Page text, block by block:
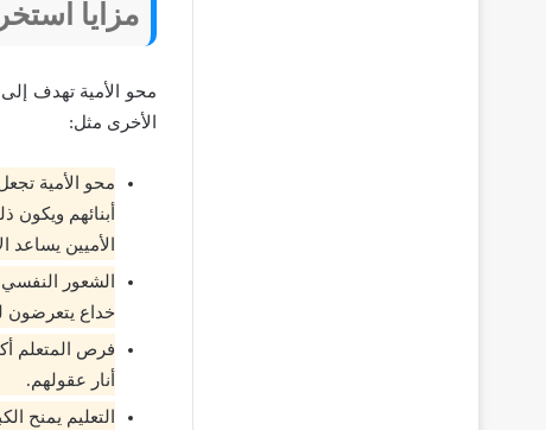
مزايا
محو الأمية تهدف إلى
الأخرى مثل:
محو الأمية
أبنائهم ويكون
الأميين
الشعور النفسي
خداع يتعرضون
فرص المتعلم
أنار عقولهم.
التعليم يمنح